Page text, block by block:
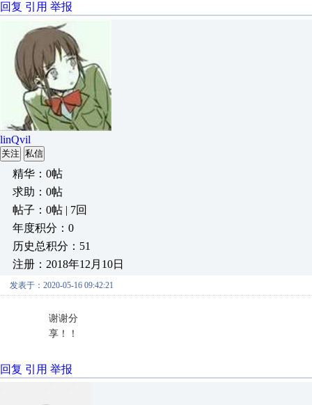
回复 引用 举报
linQvil
关注 私信
精华：0帖
求助：0帖
帖子：0帖 | 7回
年度积分：0
历史总积分：51
注册：2018年12月10日
发表于：2020-05-16 09:42:21
谢谢分
享！！
回复 引用 举报